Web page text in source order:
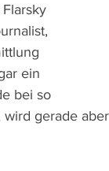
ein
bei so
gerade